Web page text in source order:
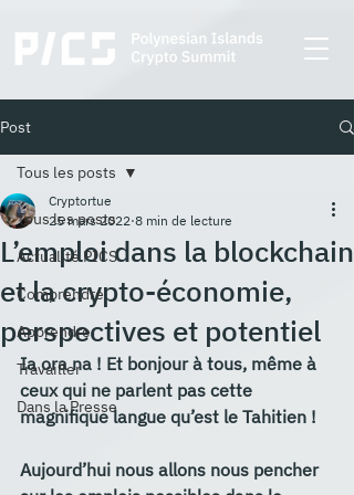
Post
Tous les posts
Actualité PICS
Comprendre
Apprendre
Travailler
Dans la Presse
Tous les posts
L’emploi dans la blockchain
et la crypto-économie,
perspectives et potentiel
Cryptortue
25 mars 2022 8 min de lecture
Ia ora na ! Et bonjour à tous, même à
ceux qui ne parlent pas cette
magnifique langue qu’est le Tahitien !
Aujourd’hui nous allons nous pencher